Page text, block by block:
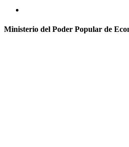
Ministerio del Poder Popular de